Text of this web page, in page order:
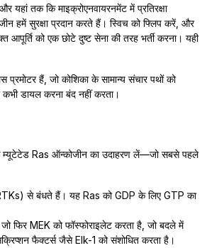
यहां तक कि माइक्रोएनवायरनमेंट में प्रतिरक्षा
हमें सुरक्षा प्रदान करते हैं। स्विच को फ्लिप करें, और
को एक छोटे दुष्ट सेना की तरह भर्ती करना। यही
हैं, जो कोशिका के सामान्य संचार पथों को
डायल करना बंद नहीं करता।
Ras ऑन्कोजीन का उदाहरण लें—जो सबसे पहले
से बंधते हैं। यह Ras को GDP के लिए GTP का
फिर MEK को फॉस्फोराइलेट करता है, जो बदले में
फैक्टर्स जैसे Elk-1 को संशोधित करता है।